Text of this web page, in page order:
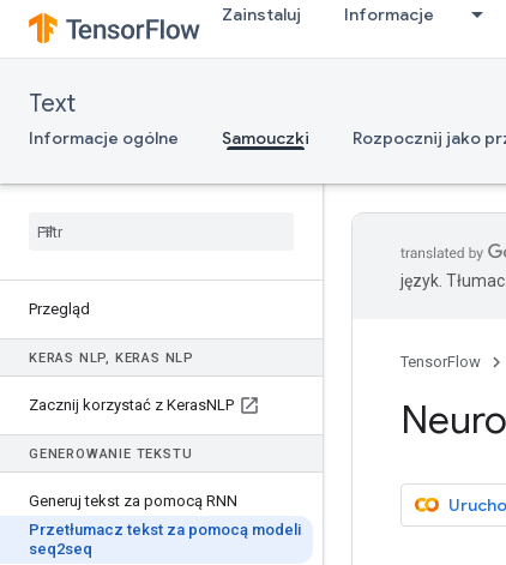
Zainstaluj Informacje
Text
Informacje ogólne Samouczki Rozpocznij jako
Przegląd
KERAS NLP, KERAS NLP
Zacznij korzystać z KerasNLP
GENEROWANIE TEKSTU
Generuj tekst za pomocą RNN
Przetłumacz tekst za pomocą modeli
seq2seq
język.
TensorFlow